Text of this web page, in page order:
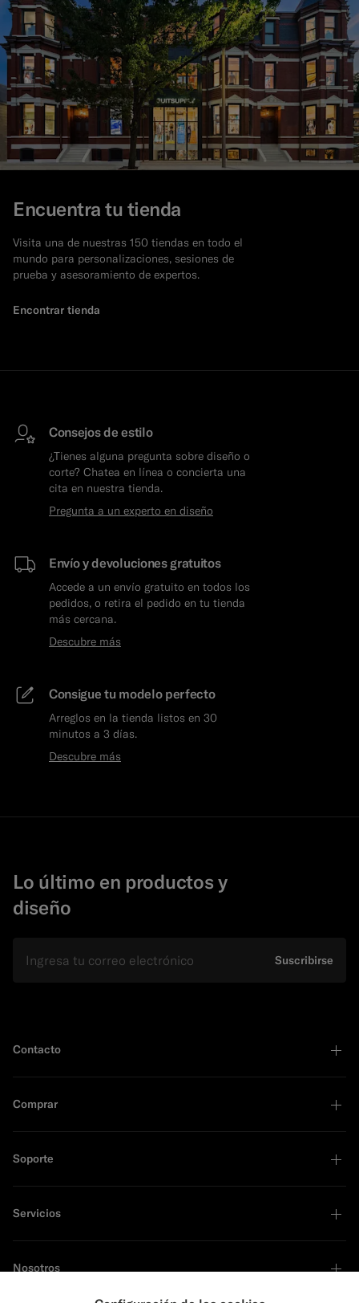
Encuentra tu tienda
Visita una de nuestras 150 tiendas en todo el
mundo para personalizaciones, sesiones de
prueba y asesoramiento de expertos.
Encontrar tienda
Consejos de estilo
¿Tienes alguna pregunta sobre diseño o
corte? Chatea en línea o concierta una
cita en nuestra tienda.
Pregunta a un experto en diseño
Envío y devoluciones gratuitos
Accede a un envío gratuito en todos los
pedidos, o retira el pedido en tu tienda
más cercana.
Descubre más
Consigue tu modelo perfecto
Arreglos en la tienda listos en 30
minutos a 3 días.
Descubre más
Lo último en productos y
diseño
Suscribirse
Contacto
Comprar
Soporte
Servicios
Nosotros